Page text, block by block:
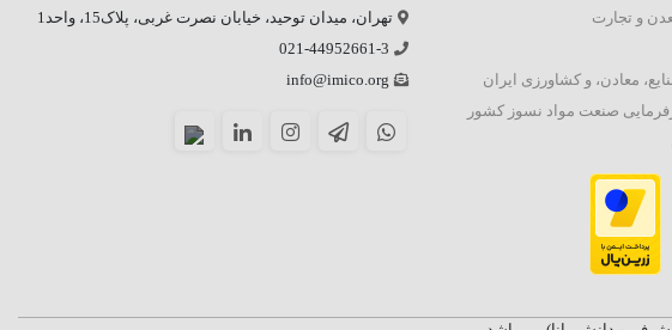
و تجارت
معادن، و کشاورزی ایران
صنعت مواد نسوز کشور
تهران، میدان توحید، خیابان نصرت غربی، پلاک15، واحد1
021-44952661-3
info@imico.org